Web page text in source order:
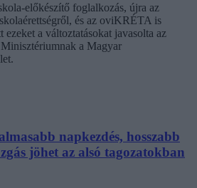
előkészítő foglalkozás, újra az
és az oviKRÉTA is
a változtatásokat javasolta az
a Magyar
napkezdés, hosszabb
jöhet az alsó tagozatokban